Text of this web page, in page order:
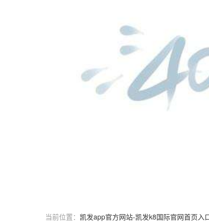
当前位置： 凯发app官方网站-凯发k8国际官网首页入